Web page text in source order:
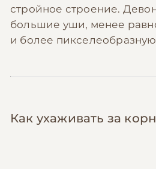
стройное строение.
большие уши, менее
и более
Как ухаживать за